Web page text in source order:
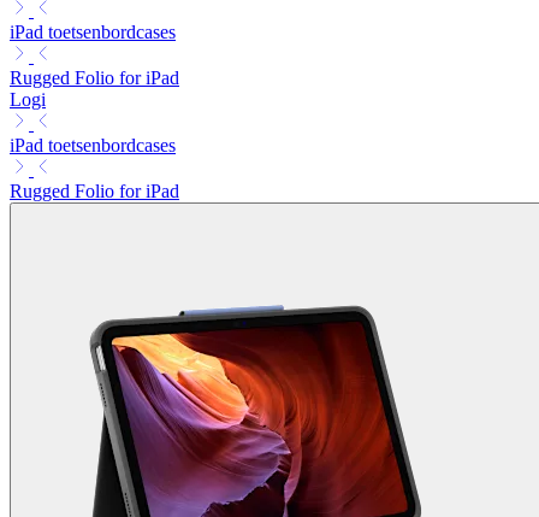
iPad toetsenbordcases
Rugged Folio for iPad
Logi
iPad toetsenbordcases
Rugged Folio for iPad